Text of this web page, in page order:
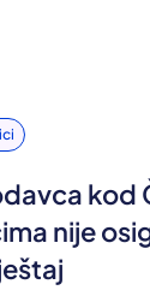
kod
nije